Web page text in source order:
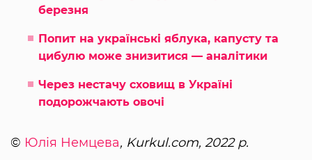
березня
Попит на українські яблука, капусту та
цибулю може знизитися — аналітики
Через нестачу сховищ в Україні
подорожчають овочі
© Юлія Немцева, Kurkul.com, 2022 р.